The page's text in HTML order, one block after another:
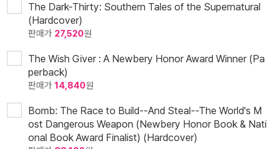
The Dark-Thirty: Southern Tales of the Supernatural
(Hardcover)
판매가 27,520원
The Wish Giver : A Newbery Honor Award Winner (Pa
perback)
판매가 14,840원
Bomb: The Race to Build--And Steal--The World's M
ost Dangerous Weapon (Newbery Honor Book & Nati
onal Book Award Finalist) (Hardcover)